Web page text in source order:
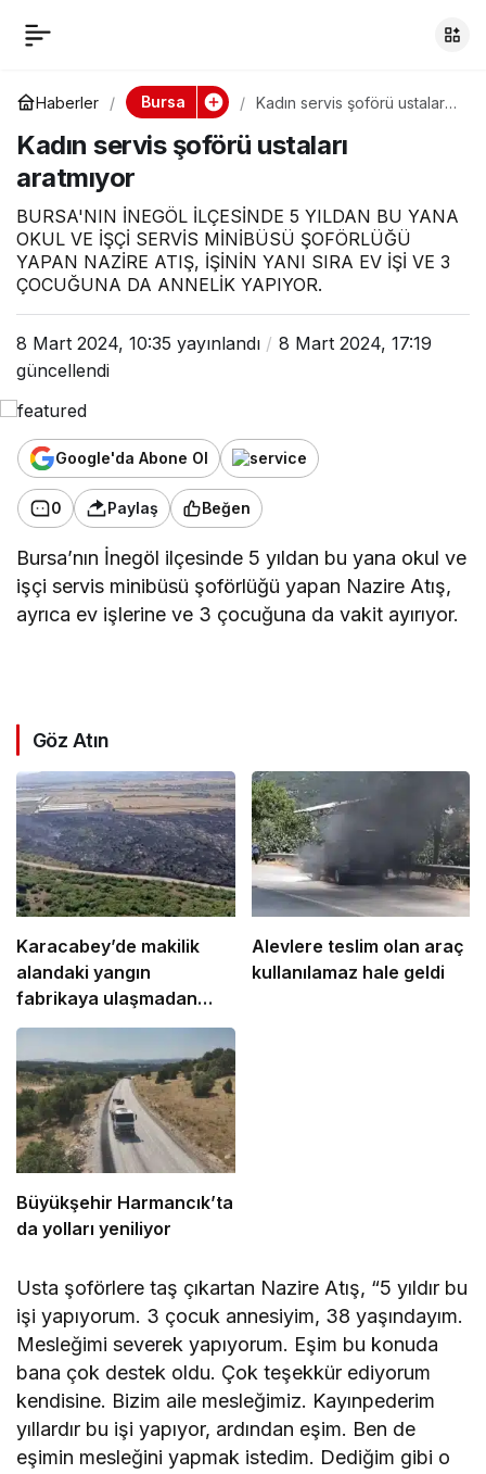
Haberler Bursa
Kadın servis şoförü ustaları
Kadın servis şoförü ustaları
aratmıyor
BURSA'NIN İNEGÖL İLÇESİNDE 5 YILDAN BU YANA
OKUL VE İŞÇİ SERVİS MİNİBÜSÜ ŞOFÖRLÜĞÜ
YAPAN NAZİRE ATIŞ, İŞİNİN YANI SIRA EV İŞİ VE 3
ÇOCUĞUNA DA ANNELİK YAPIYOR.
8 Mart 2024, 10:35 yayınlandı
8 Mart 2024, 17:19
güncellendi
Google'da Abone Ol
0 Paylaş Beğen
Bursa’nın İnegöl ilçesinde 5 yıldan bu yana okul ve
işçi servis minibüsü şoförlüğü yapan Nazire Atış,
ayrıca ev işlerine ve 3 çocuğuna da vakit ayırıyor.
Göz Atın
Karacabey’de makilik
alandaki yangın
fabrikaya ulaşmadan
söndürüldü
Alevlere teslim olan araç
kullanılamaz hale geldi
Büyükşehir Harmancık’ta
da yolları yeniliyor
Usta şoförlere taş çıkartan Nazire Atış, “5 yıldır bu
işi yapıyorum. 3 çocuk annesiyim, 38 yaşındayım.
Mesleğimi severek yapıyorum. Eşim bu konuda
bana çok destek oldu. Çok teşekkür ediyorum
kendisine. Bizim aile mesleğimiz. Kayınpederim
yıllardır bu işi yapıyor, ardından eşim. Ben de
eşimin mesleğini yapmak istedim. Dediğim gibi o
Kadın servis şoförü
ustaları aratmıyor